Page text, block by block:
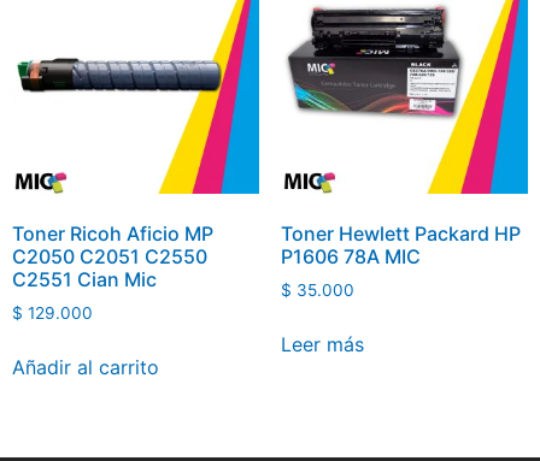
Toner Ricoh Aficio MP
C2050 C2051 C2550
C2551 Cian Mic
$ 129.000
Añadir al carrito
Toner Hewlett Packard HP
P1606 78A MIC
$ 35.000
Leer más